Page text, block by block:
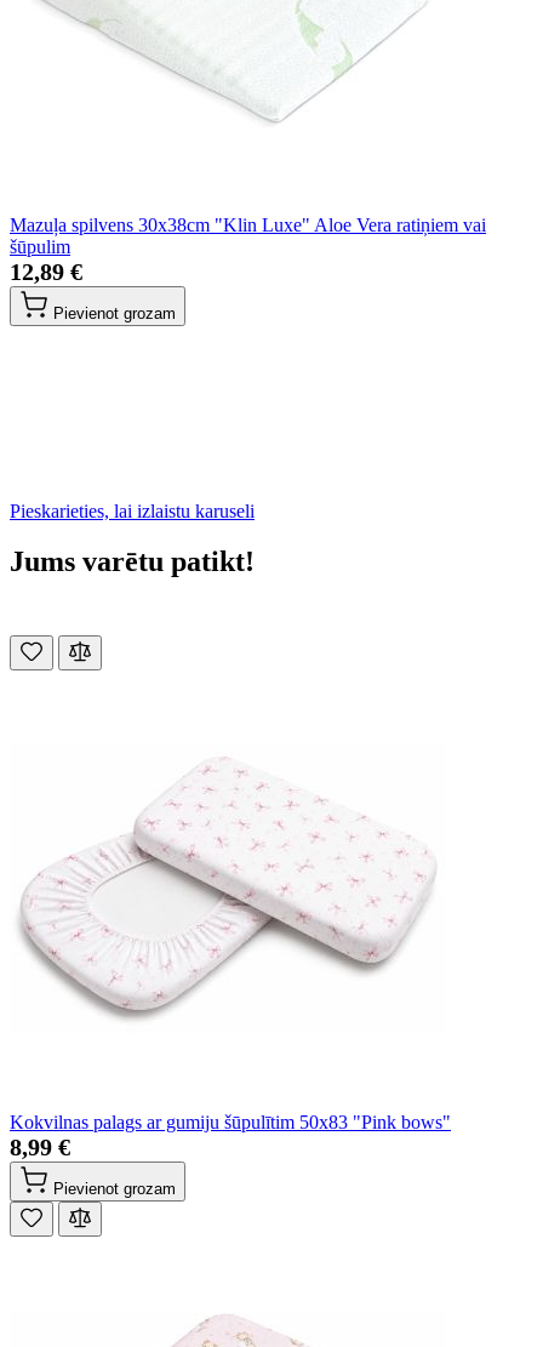
Mazuļa spilvens 30x38cm "Klin Luxe" Aloe Vera ratiņiem vai
šūpulim
12,89 €
Pievienot grozam
Pieskarieties, lai izlaistu karuseli
Jums varētu patikt!
Kokvilnas palags ar gumiju šūpulītim 50x83 "Pink bows"
8,99 €
Pievienot grozam